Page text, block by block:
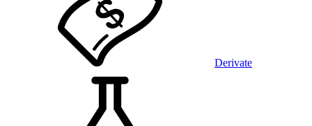
Derivate